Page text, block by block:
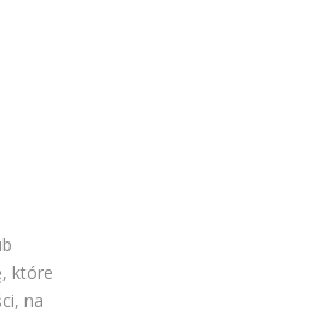
które
na